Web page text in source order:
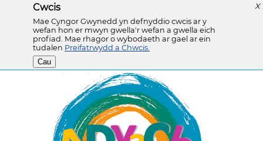
X
Cwcis
Mae Cyngor Gwynedd yn defnyddio cwcis ar y
wefan hon er mwyn gwella'r wefan a gwella eich
profiad. Mae rhagor o wybodaeth ar gael ar ein
tudalen Preifatrwydd a Chwcis.
Cau